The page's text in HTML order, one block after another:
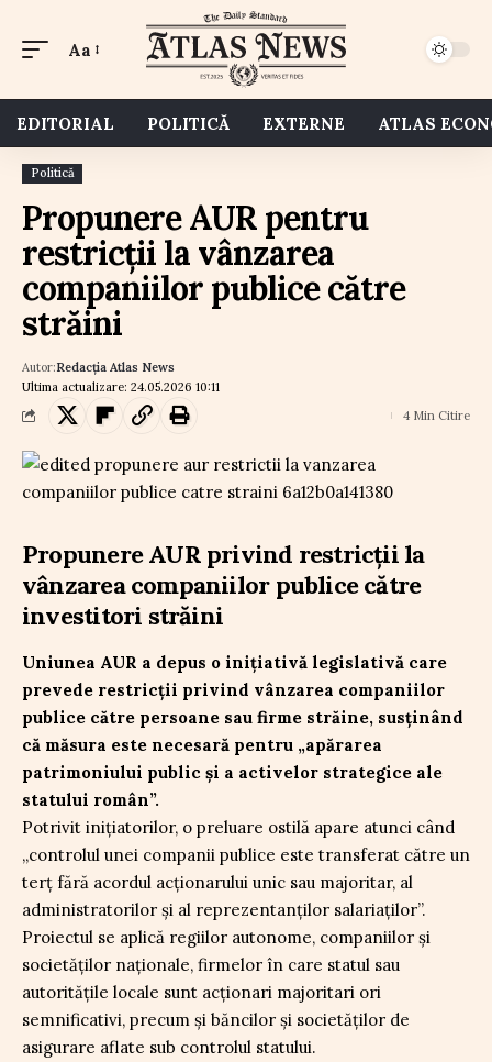
Aa
EDITORIAL POLITICĂ EXTERNE ATLAS
Politică
Propunere AUR pentru
restricții la vânzarea
companiilor publice către
străini
Ultima actualizare: 24.05.2026 10:11
Autor:Redacția Atlas News
4 Min Citire
Propunere AUR privind restricții la
vânzarea companiilor publice către
investitori străini
Uniunea AUR a depus o inițiativă legislativă care
prevede restricții privind vânzarea companiilor
publice către persoane sau firme străine, susținând
că măsura este necesară pentru „apărarea
patrimoniului public și a activelor strategice ale
statului român”.
Potrivit inițiatorilor, o preluare ostilă apare atunci când
„controlul unei companii publice este transferat către un
terț fără acordul acționarului unic sau majoritar, al
administratorilor și al reprezentanților salariaților”.
Proiectul se aplică regiilor autonome, companiilor și
societăților naționale, firmelor în care statul sau
autoritățile locale sunt acționari majoritari ori
semnificativi, precum și băncilor și societăților de
asigurare aflate sub controlul statului.